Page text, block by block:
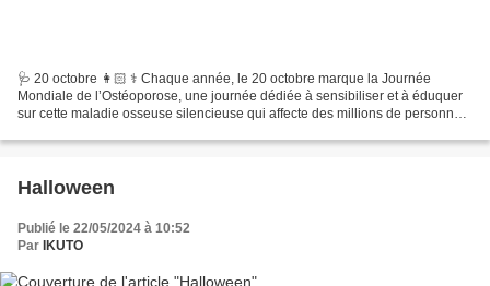
🩺 20 octobre 👩🏻 ⚕️ Chaque année, le 20 octobre marque la Journée
Mondiale de l’Ostéoporose, une journée dédiée à sensibiliser et à éduquer
sur cette maladie osseuse silencieuse qui affecte des millions de personnes
Halloween
Publié le 22/05/2024 à 10:52
Par IKUTO